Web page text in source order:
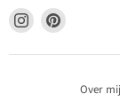
Vind
ons
op
Vind
op
Over mij